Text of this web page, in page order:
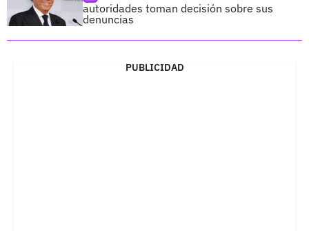
autoridades toman decisión sobre sus
denuncias
PUBLICIDAD